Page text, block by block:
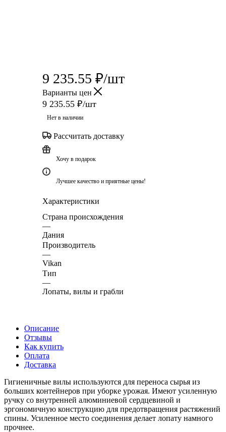
9 235.55 ₽/шт
Варианты цен
9 235.55 ₽/шт
Нет в наличии
Рассчитать доставку
Хочу в подарок
Лучшее качество и приятные цены!
Характеристики
Страна происхождения
—
Дания
Производитель
—
Vikan
Тип
—
Лопаты, вилы и грабли
Описание
Отзывы
Как купить
Оплата
Доставка
Гигиеничные вилы используются для переноса сырья из
больших контейнеров при уборке урожая. Имеют усиленную
ручку со внутренней алюминиевой сердцевиной и
эргономичную конструкцию для предотвращения растяжений
спины. Усиленное место соединения делает лопату намного
прочнее.